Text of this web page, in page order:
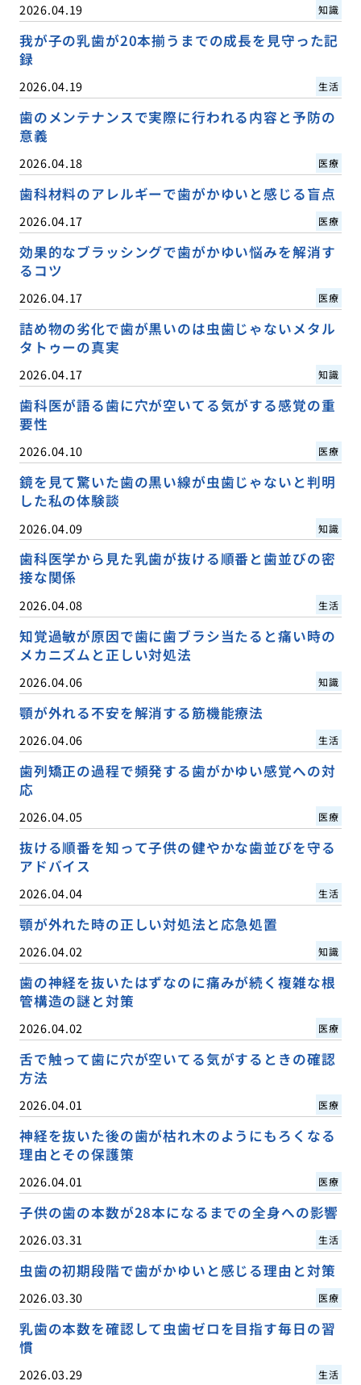
2026.04.19 知識
我が子の乳歯が20本揃うまでの成長を見守った記
録
2026.04.19 生活
歯のメンテナンスで実際に行われる内容と予防の
意義
2026.04.18 医療
歯科材料のアレルギーで歯がかゆいと感じる盲点
2026.04.17 医療
効果的なブラッシングで歯がかゆい悩みを解消す
るコツ
2026.04.17 医療
詰め物の劣化で歯が黒いのは虫歯じゃないメタル
タトゥーの真実
2026.04.17 知識
歯科医が語る歯に穴が空いてる気がする感覚の重
要性
2026.04.10 医療
鏡を見て驚いた歯の黒い線が虫歯じゃないと判明
した私の体験談
2026.04.09 知識
歯科医学から見た乳歯が抜ける順番と歯並びの密
接な関係
2026.04.08 生活
知覚過敏が原因で歯に歯ブラシ当たると痛い時の
メカニズムと正しい対処法
2026.04.06 知識
顎が外れる不安を解消する筋機能療法
2026.04.06 生活
歯列矯正の過程で頻発する歯がかゆい感覚への対
応
2026.04.05 医療
抜ける順番を知って子供の健やかな歯並びを守る
アドバイス
2026.04.04 生活
顎が外れた時の正しい対処法と応急処置
2026.04.02 知識
歯の神経を抜いたはずなのに痛みが続く複雑な根
管構造の謎と対策
2026.04.02 医療
舌で触って歯に穴が空いてる気がするときの確認
方法
2026.04.01 医療
神経を抜いた後の歯が枯れ木のようにもろくなる
理由とその保護策
2026.04.01 医療
子供の歯の本数が28本になるまでの全身への影響
2026.03.31 生活
虫歯の初期段階で歯がかゆいと感じる理由と対策
2026.03.30 医療
乳歯の本数を確認して虫歯ゼロを目指す毎日の習
慣
2026.03.29 生活